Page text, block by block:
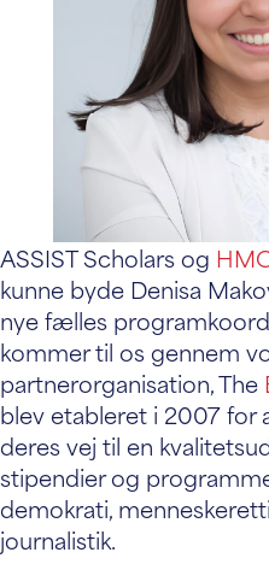
ASSIST Scholars og
kunne byde Denisa
nye fælles
kommer til os gennem
partnerorganisation, The
blev etableret i 2007 for
deres vej til en
stipendier og
demokrati,
journalistik.